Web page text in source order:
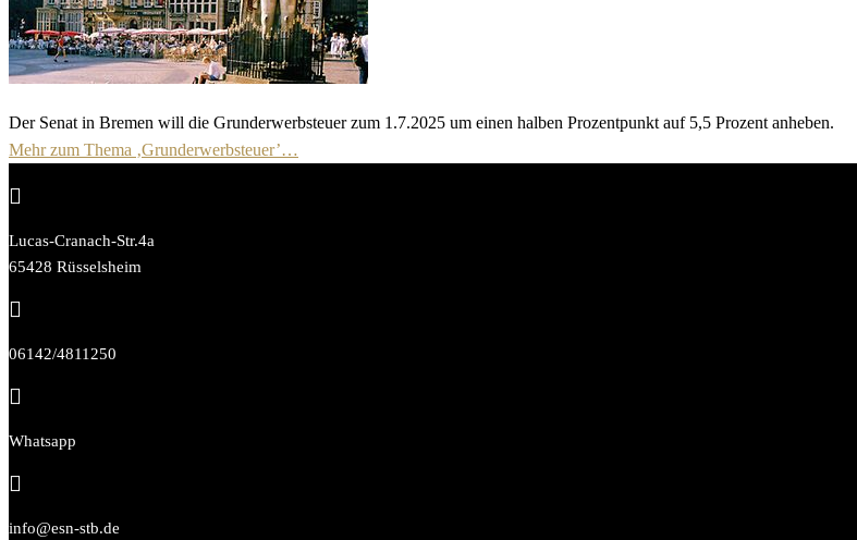
Der Senat in Bremen will die Grunderwerbsteuer zum 1.7.2025 um einen halben Prozentpunkt auf 5,5 Prozent anheben.
Mehr zum Thema ‚Grunderwerbsteuer’…

Lucas-Cranach-Str.4a
65428 Rüsselsheim

06142/4811250

Whatsapp

info@esn-stb.de